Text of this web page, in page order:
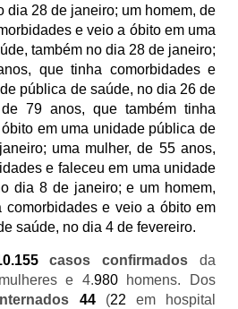
dia 28 de janeiro; um homem, de
e veio a óbito em uma
também no dia 28 de janeiro;
que tinha comorbidades e
pública de saúde, no dia 26 de
79 anos, que também tinha
em uma unidade pública de
uma mulher, de 55 anos,
e faleceu em uma unidade
dia 8 de janeiro; e um homem,
comorbidades e veio a óbito em
saúde, no dia 4 de fevereiro.
casos confirmados da
e 4.980homens. Dos
44(22 em hospital